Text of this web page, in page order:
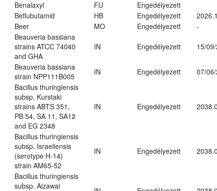
Benalaxyl
FU
Engedélyezett
Beflubutamid
HB Engedélyezett
Beer
MO Engedélyezett
-
Beauveria bassiana
strains ATCC 74040
and GHA
IN Engedélyezett 15/
Beauveria bassiana
strain NPP111B005
IN Engedélyezett
07/
Bacillus thuringiensis
subsp. Kurstaki
strains ABTS 351,
PB 54, SA 11, SA12
and EG 2348
IN Engedélyezett
Bacillus thuringiensis
subsp. Israeliensis
(serotype H-14)
strain AM65-52
IN Engedélyezett
Bacillus thuringiensis
subsp. Aizawai